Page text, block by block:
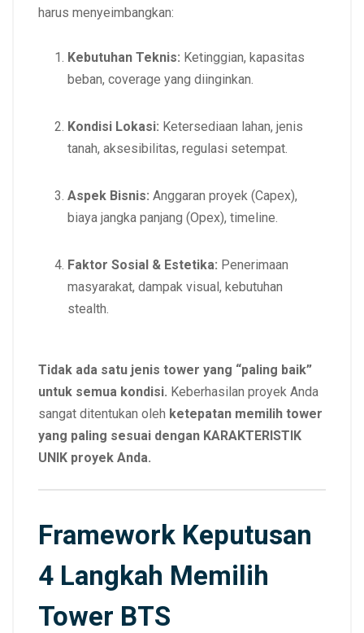
harus menyeimbangkan:
Kebutuhan Teknis: Ketinggian, kapasitas
beban, coverage yang diinginkan.
Kondisi Lokasi: Ketersediaan lahan, jenis
tanah, aksesibilitas, regulasi setempat.
Aspek Bisnis: Anggaran proyek (Capex),
biaya jangka panjang (Opex), timeline.
Faktor Sosial & Estetika: Penerimaan
masyarakat, dampak visual, kebutuhan
stealth.
Tidak ada satu jenis tower yang “paling baik”
untuk semua kondisi. Keberhasilan proyek Anda
sangat ditentukan oleh ketepatan memilih tower
yang paling sesuai dengan KARAKTERISTIK
UNIK proyek Anda.
Framework Keputusan
4 Langkah Memilih
Tower BTS